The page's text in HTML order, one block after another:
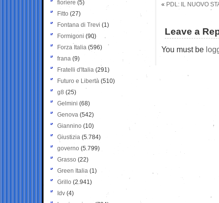
« PDL: IL NUOVO
Leave a
You must be
fioriere (5)
Fitto (27)
Fontana di Trevi (1)
Formigoni (90)
Forza Italia (596)
frana (9)
Fratelli d'Italia (291)
Futuro e Libertà (510)
g8 (25)
Gelmini (68)
Genova (542)
Giannino (10)
Giustizia (5.784)
governo (5.799)
Grasso (22)
Green Italia (1)
Grillo (2.941)
Idv (4)